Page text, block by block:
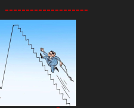
--------------------